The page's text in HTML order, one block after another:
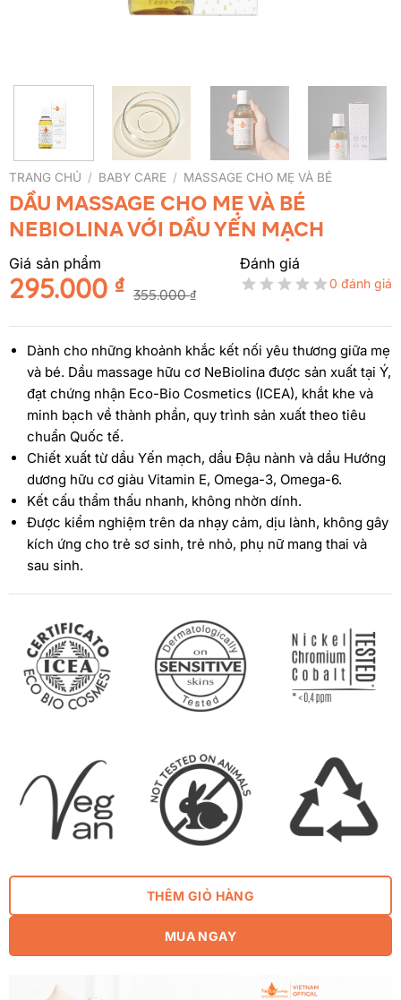
TRANG CHỦ / BABY CARE / MASSAGE CHO MẸ VÀ BÉ
DẦU MASSAGE CHO MẸ VÀ BÉ
NEBIOLINA VỚI DẦU YẾN MẠCH
Giá sản phẩm
355.000₫
gốc
là:
355.000 ₫.
295.000 ₫
hiện
tại
là:
295.000 ₫.
Đánh giá
0 đánh giá
Dành cho những khoảnh khắc kết nối yêu thương giữa mẹ
và bé. Dầu massage hữu cơ NeBiolina được sản xuất tại Ý,
đạt chứng nhận Eco-Bio Cosmetics (ICEA), khắt khe và
minh bạch về thành phần, quy trình sản xuất theo tiêu
chuẩn Quốc tế.
Chiết xuất từ dầu Yến mạch, dầu Đậu nành và dầu Hướng
dương hữu cơ giàu Vitamin E, Omega-3, Omega-6.
Kết cấu thẩm thấu nhanh, không nhờn dính.
Được kiểm nghiệm trên da nhạy cảm, dịu lành, không gây
kích ứng cho trẻ sơ sinh, trẻ nhỏ, phụ nữ mang thai và
sau sinh.
THÊM GIỎ HÀNG
MUA NGAY